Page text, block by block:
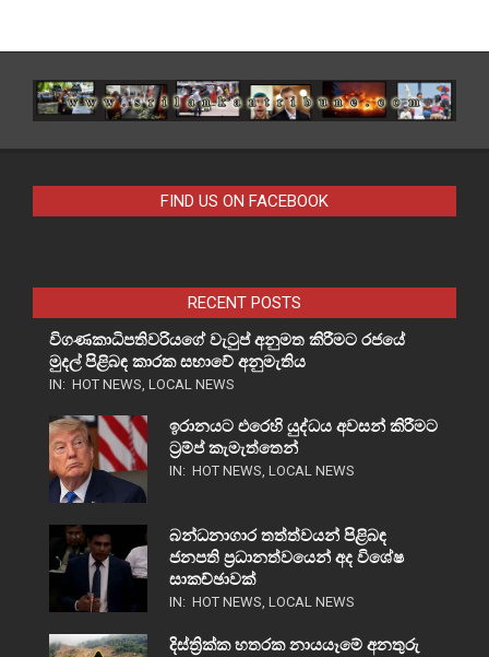
FIND US ON FACEBOOK
RECENT POSTS
විගණකාධිපතිවරියගේ වැටුප් අනුමත කිරීමට රජයේ
මුදල් පිළිබඳ කාරක සභාවේ අනුමැතිය
IN: HOT NEWS, LOCAL NEWS
ඉරානයට එරෙහි යුද්ධය අවසන් කිරීමට
ට්‍රම්ප් කැමැත්තෙන්
IN: HOT NEWS, LOCAL NEWS
බන්ධනාගාර තත්ත්වයන් පිළිබඳ
ජනපති ප්‍රධානත්වයෙන් අද විශේෂ
සාකච්ඡාවක්
IN: HOT NEWS, LOCAL NEWS
දිස්ත්‍රික්ක හතරක නායයෑමේ අනතුරු